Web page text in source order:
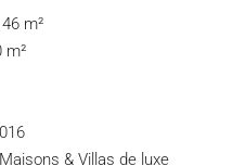
m²
m²
& Villas de luxe